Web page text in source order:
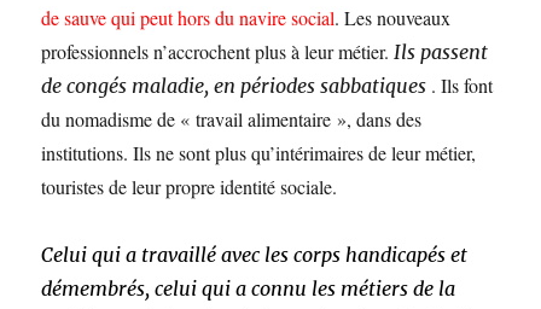
de sauve qui peut hors du navire social. Les nouveaux
professionnels n’accrochent plus à leur métier. Ils passent
de congés maladie, en périodes sabbatiques . Ils font
du nomadisme de « travail alimentaire », dans des
institutions. Ils ne sont plus qu’intérimaires de leur métier,
touristes de leur propre identité sociale.
Celui qui a travaillé avec les corps handicapés et
démembrés, celui qui a connu les métiers de la